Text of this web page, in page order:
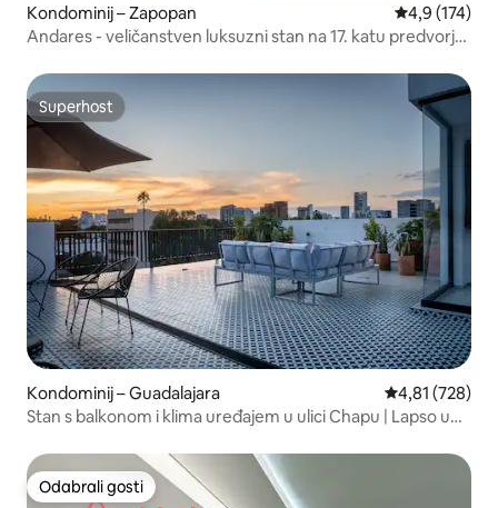
Kondominij – Zapopan Prosječna
4,9 (174)
Andares - veličanstven luksuzni stan na 17. katu predvorje
Superhost
Superhost
Kondominij – Guadalajara Prosječna
4,81 (728)
Stan s balkonom i klima uređajem u ulici Chapu | Lapso u
Odabrali gosti
Odabrali gosti